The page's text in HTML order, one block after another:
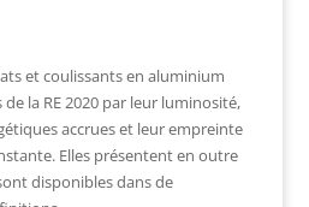
et coulissants en aluminium
la RE 2020 par leur luminosité,
accrues et leur empreinte
Elles présentent en outre
disponibles dans de